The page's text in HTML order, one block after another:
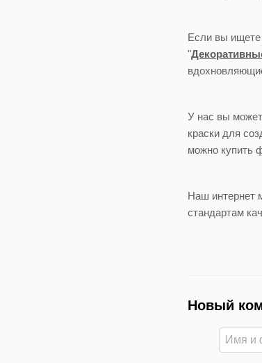
Если вы ищете
"
У нас вы
краски для
можно купить
Наш интернет
стандартам
Новый